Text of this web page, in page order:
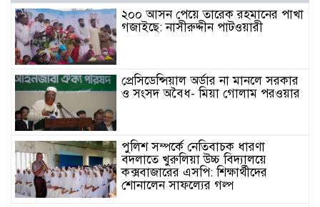
২০০ আসন পেয়ে তারেক রহমানের পাখা
গজাইছে: নাসীরুদ্দীন পাটওয়ারী
প্রেসিডেন্সিয়াল অর্ডার না মানলে সরকার
ও সংসদ অবৈধ- মিয়া গোলাম পরওয়ার
পুলিশ সম্পর্কে নেতিবাচক ধারণা
বদলাতে খুরুলিয়া উচ্চ বিদ্যালয়ে
কক্সবাজারের এসপি: শিক্ষার্থীদের
শোনালেন সাফল্যের গল্প